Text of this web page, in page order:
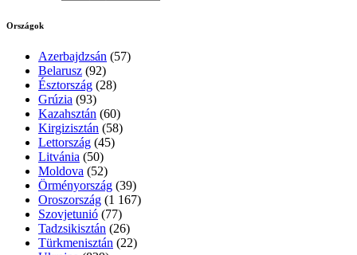
Országok
Azerbajdzsán (57)
Belarusz (92)
Észtország (28)
Grúzia (93)
Kazahsztán (60)
Kirgizisztán (58)
Lettország (45)
Litvánia (50)
Moldova (52)
Örményország (39)
Oroszország (1 167)
Szovjetunió (77)
Tadzsikisztán (26)
Türkmenisztán (22)